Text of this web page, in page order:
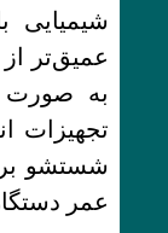
شیمیایی
به صورت
تجهیزات
شستشو
عمر